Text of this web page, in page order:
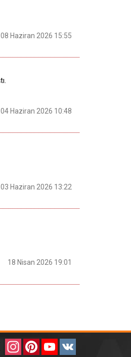
08 Haziran 2026 15:55
04 Haziran 2026 10:48
03 Haziran 2026 13:22
18 Nisan 2026 19:01
X InstagramPinterestYouTube